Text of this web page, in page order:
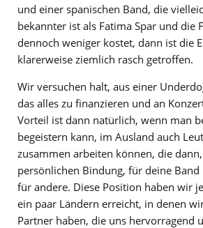
und einer spanischen Band, die
bekannter ist als Fatima Spar und die
dennoch weniger kostet, dann ist die
klarerweise ziemlich rasch getroffen.
Wir versuchen halt, aus einer
das alles zu finanzieren und an
Vorteil ist dann natürlich, wenn man
begeistern kann, im Ausland auch
zusammen arbeiten können, die
persönlichen Bindung, für deine
für andere. Diese Position haben wir
ein paar Ländern erreicht, in denen
Partner haben, die uns hervorragend